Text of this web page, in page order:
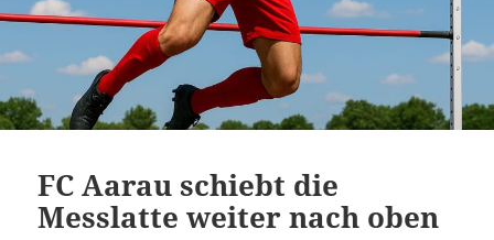
FC Aarau schiebt die
Messlatte weiter nach oben